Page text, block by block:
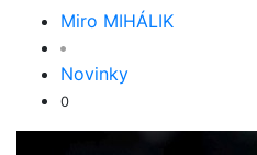
Miro MIHÁLIK
Novinky
0